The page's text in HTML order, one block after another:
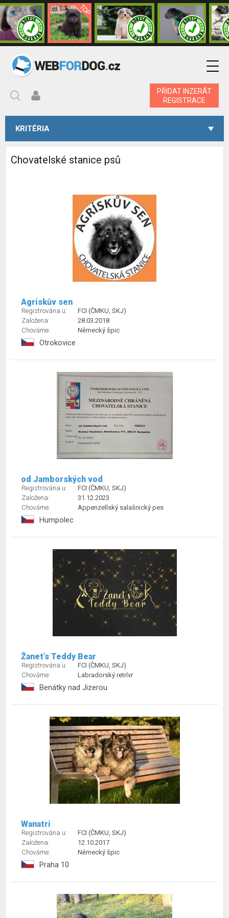
PŘIDAT INZERÁT
REGISTRACE
KRITÉRIA
Chovatelské stanice psů
Agrískův sen
Registrována u:
FCI (ČMKU, SKJ)
Založena:
28.03.2018
Chováme:
Německý špic
Otrokovice
od Jamborských vod
Registrována u:
FCI (ČMKU, SKJ)
Založena:
31.12.2023
Chováme:
Appenzellský salašnický pes
Humpolec
Žanet’s Teddy Bear
Registrována u:
FCI (ČMKU, SKJ)
Chováme:
Labradorský retrívr
Benátky nad Jizerou
Wanatri
Registrována u:
FCI (ČMKU, SKJ)
Založena:
12.10.2017
Chováme:
Německý špic
Praha 10